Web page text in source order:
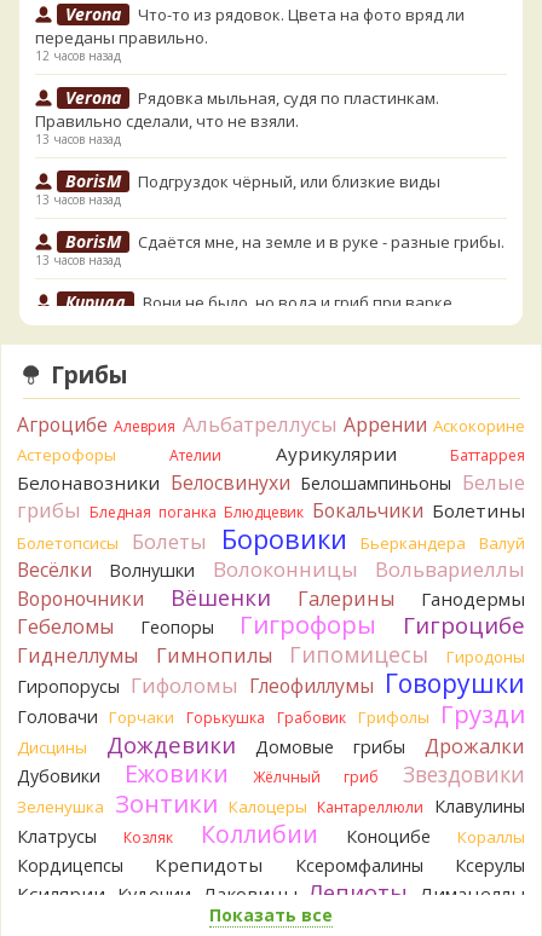
Verona
Что-то из рядовок. Цвета на фото вряд ли
переданы правильно.
12 часов назад
Verona
Рядовка мыльная, судя по пластинкам.
Правильно сделали, что не взяли.
13 часов назад
BorisM Подгруздок чёрный, или близкие виды
13 часов назад
BorisM Сдаётся мне, на земле и в руке - разные грибы.
13 часов назад
Кирилл
Вони не было, но вода и гриб при варке
начали желтеть. Выкинул. Большое спасибо.
15 часов назад
Кирилл
15 часов назад
Tatiana_A
Да. Но они не все безоговорочно
съедобны.
15 часов назад
В следующий раз вырвите его целиком и
разрежьте ножку вертикально. Именно вертикально.
Пожелтение у самого основания - значит, Ш. Желтокожий,
ядовит. Иногда полезно гриб сварить, Желтокожий и еще
несколько ядовитых начинают жутко вонять химией, и
15 часов назад
Кирилл
Спасибо, а можно быть хотя бы уверенным,
что это сыроежки? Полости в ножке нет, но центральная
часть видно, что другого цвета немного. Изменения цвета
на срезе нет. Росли на опушке под не старым дубом.
Кожица со шляпки вообще не снимается, вместо этого
обламываются края шляпки.
15 часов назад
Кирилл
Спасибо, а определить вид шампиньона не
при этом мякоть не краснеет на срезе/изломе и при
Грибы
Агроцибе Алеврия Альбатреллусы Аррении Аскокорине
Астерофоры
Ателии Аурикулярии Баттаррея
Белонавозники Белосвинухи Белошампиньоны Белые
грибы Бледная поганка Блюдцевик Бокальчики Болетины
Болетопсисы Болеты Боровики Бьеркандера Валуй
Весёлки Волнушки Волоконницы Вольвариеллы
Вороночники Вёшенки Галерины Ганодермы
Гебеломы Геопоры Гигрофоры Гигроцибе
Гиднеллумы Гимнопилы Гипомицесы Гиродоны
Гиропорусы Гифоломы Глеофиллумы Говорушки
Головачи Горчаки Горькушка Грабовик Грифолы Грузди
Дисцины Дождевики Домовые грибы Дрожалки
Дубовики Ежовики Жёлчный гриб Звездовики
Зеленушка Зонтики Калоцеры Кантареллюли
Клавулины
Клатрусы
Козляк Коллибии Коноцибе Кораллы
Кордицепсы Крепидоты Ксеромфалины Ксерулы
Ксилярии Кудонии Лаковицы Лепиоты Лимацеллы
Лисички
Показать все